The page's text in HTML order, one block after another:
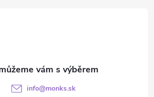
info@monks.sk